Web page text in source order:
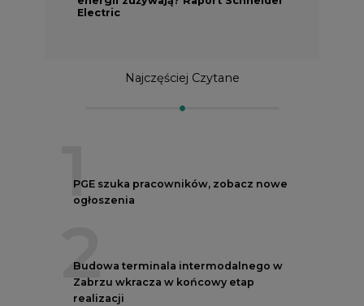
Electric
Najczęściej Czytane
1
PGE szuka pracowników, zobacz nowe
ogłoszenia
2
Budowa terminala intermodalnego w
Zabrzu wkracza w końcowy etap
realizacji